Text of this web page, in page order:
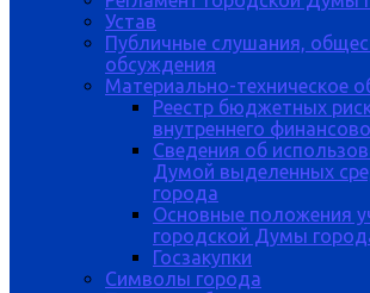
Устав
Публичные слушания,
обсуждения
Материально-техническое
Реестр бюджетных
внутреннего
Сведения об
Думой выделенных
города
Основные положения
городской Думы
Госзакупки
Символы города